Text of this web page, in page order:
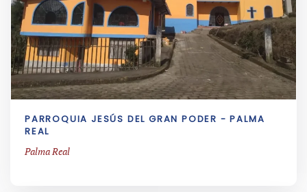
PARROQUIA JESÚS DEL GRAN PODER - PALMA
REAL
Palma Real